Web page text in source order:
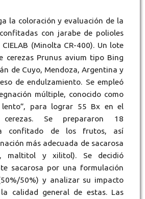
la coloración y evaluación de la
con jarabe de polioles
(Minolta CR-400). Un lote
cerezas Prunus avium tipo Bing
de Cuyo, Mendoza, Argentina y
de endulzamiento. Se empleó
múltiple, conocido como
lento”, para lograr 55 Bx en el
Se prepararon 18
confitado de los frutos, así
más adecuada de sacarosa
maltitol y xilitol). Se decidió
sacarosa por una formulación
50%) y analizar su impacto
calidad general de estas. Las